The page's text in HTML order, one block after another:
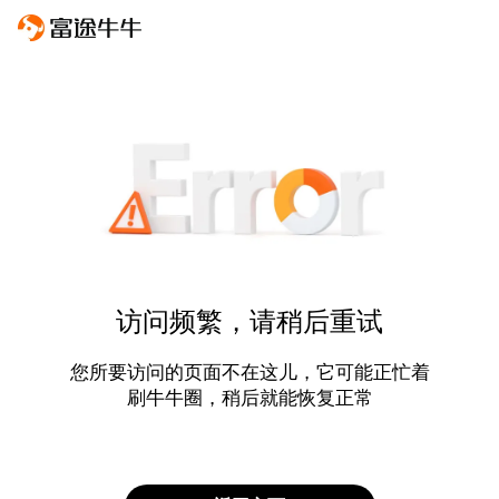
访问频繁，请稍后重试
您所要访问的页面不在这儿，它可能正忙着
刷牛牛圈，稍后就能恢复正常